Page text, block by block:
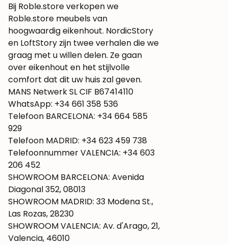
Bij Roble.store verkopen we
Roble.store meubels van
hoogwaardig eikenhout. NordicStory
en LoftStory zijn twee verhalen die we
graag met u willen delen. Ze gaan
over eikenhout en het stijlvolle
comfort dat dit uw huis zal geven.
MANS Netwerk SL CIF B67414110
WhatsApp: +34 661 358 536
Telefoon BARCELONA: +34 664 585
929
Telefoon MADRID: +34 623 459 738
Telefoonnummer VALENCIA: +34 603
206 452
SHOWROOM BARCELONA: Avenida
Diagonal 352, 08013
SHOWROOM MADRID: 33 Modena St.,
Las Rozas, 28230
SHOWROOM VALENCIA: Av. d'Arago, 21,
Valencia, 46010